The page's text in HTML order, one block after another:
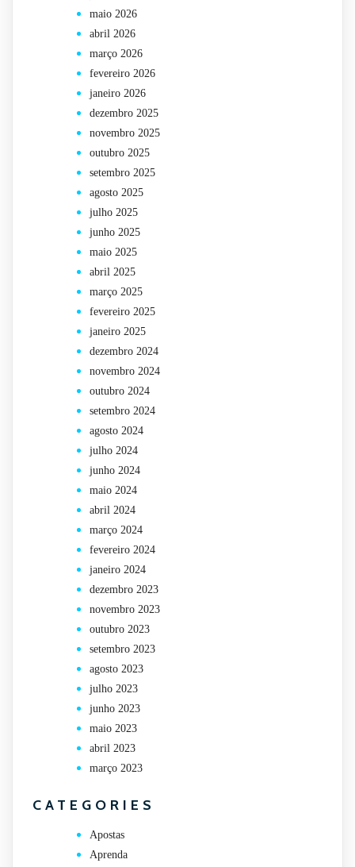
maio 2026
abril 2026
março 2026
fevereiro 2026
janeiro 2026
dezembro 2025
novembro 2025
outubro 2025
setembro 2025
agosto 2025
julho 2025
junho 2025
maio 2025
abril 2025
março 2025
fevereiro 2025
janeiro 2025
dezembro 2024
novembro 2024
outubro 2024
setembro 2024
agosto 2024
julho 2024
junho 2024
maio 2024
abril 2024
março 2024
fevereiro 2024
janeiro 2024
dezembro 2023
novembro 2023
outubro 2023
setembro 2023
agosto 2023
julho 2023
junho 2023
maio 2023
abril 2023
março 2023
CATEGORIES
Apostas
Aprenda